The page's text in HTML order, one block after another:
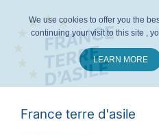
France terre d'asile
We use cookies to offer you the
continuing your visit to this site ,
LEARN MORE